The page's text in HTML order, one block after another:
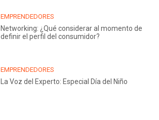
EMPRENDEDORES
Networking: ¿Qué considerar al momento de
definir el perfil del consumidor?
EMPRENDEDORES
La Voz del Experto: Especial Día del Niño